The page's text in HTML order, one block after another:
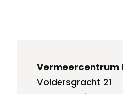
Vermeercentrum
Voldersgracht 21